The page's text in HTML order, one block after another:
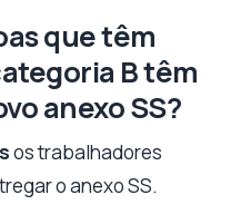
que têm
B têm
anexo SS?
os trabalhadores
o anexo SS.